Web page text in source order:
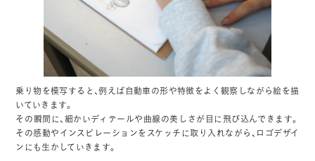
乗り物を模写すると、例えば自動車の形や特徴をよく観察しながら絵を描
いていきます。
その瞬間に、細かいディテールや曲線の美しさが目に飛び込んできます。
その感動やインスピレーションをスケッチに取り入れながら、ロゴデザイ
ンにも生かしていきます。